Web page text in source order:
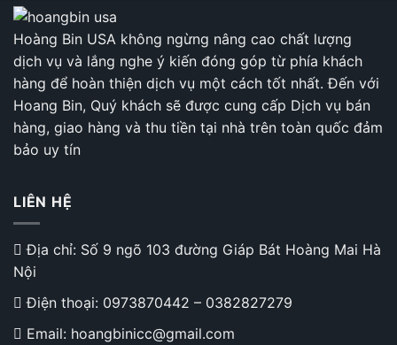
Hoàng Bin USA không ngừng nâng cao chất lượng
dịch vụ và lắng nghe ý kiến đóng góp từ phía khách
hàng để hoàn thiện dịch vụ một cách tốt nhất. Đến với
Hoang Bin, Quý khách sẽ được cung cấp Dịch vụ bán
hàng, giao hàng và thu tiền tại nhà trên toàn quốc đảm
bảo uy tín
LIÊN HỆ
Địa chỉ: Số 9 ngõ 103 đường Giáp Bát Hoàng Mai Hà
Nội
Điện thoại: 0973870442 – 0382827279
Email: hoangbinicc@gmail.com